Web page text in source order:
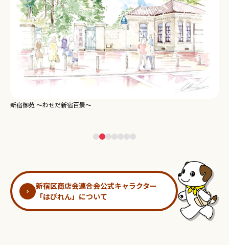
新宿御苑 ～わせだ新宿百景～
新宿区商店会連合会公式キャラクター
「はぴれん」について